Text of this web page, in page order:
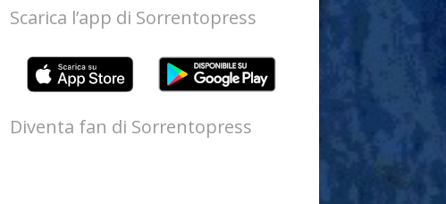
Scarica l’app di Sorrentopress
Diventa fan di Sorrentopress